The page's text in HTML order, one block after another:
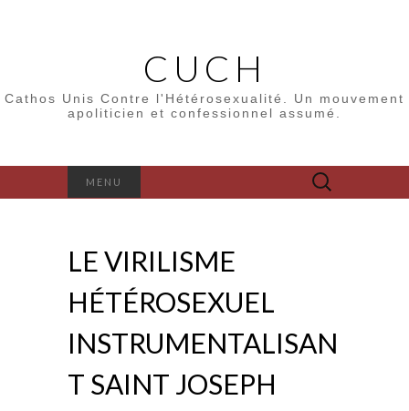
CUCH
Cathos Unis Contre l'Hétérosexualité. Un mouvement
apoliticien et confessionnel assumé.
MENU Rechercher :
LE VIRILISME
HÉTÉROSEXUEL
INSTRUMENTALISAN
T SAINT JOSEPH